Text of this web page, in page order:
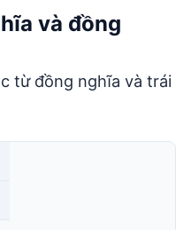
và đồng
từ đồng nghĩa và trái